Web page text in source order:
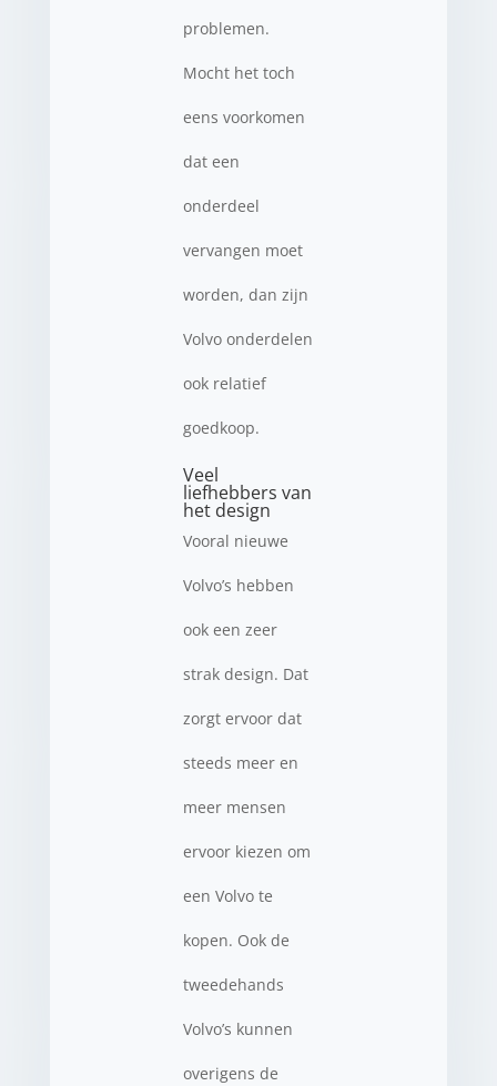
problemen.
Mocht het toch
eens voorkomen
dat een
onderdeel
vervangen moet
worden, dan zijn
Volvo onderdelen
ook relatief
goedkoop.
Veel
liefhebbers van
het design
Vooral nieuwe
Volvo’s hebben
ook een zeer
strak design. Dat
zorgt ervoor dat
steeds meer en
meer mensen
ervoor kiezen om
een Volvo te
kopen. Ook de
tweedehands
Volvo’s kunnen
overigens de